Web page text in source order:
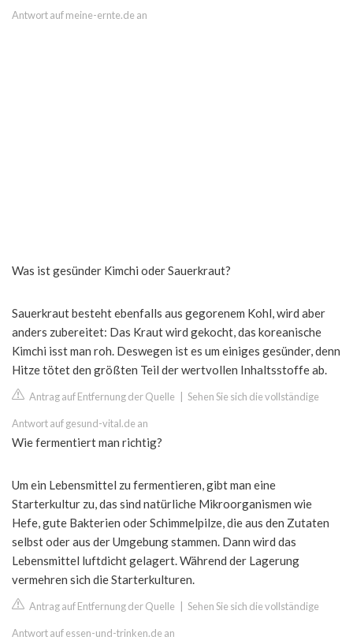
Antwort auf meine-ernte.de an
Was ist gesünder Kimchi oder Sauerkraut?
Sauerkraut besteht ebenfalls aus gegorenem Kohl, wird aber
anders zubereitet: Das Kraut wird gekocht, das koreanische
Kimchi isst man roh. Deswegen ist es um einiges gesünder, denn
Hitze tötet den größten Teil der wertvollen Inhaltsstoffe ab.
Antrag auf Entfernung der Quelle Sehen Sie sich die vollständige
Antwort auf gesund-vital.de an
Wie fermentiert man richtig?
Um ein Lebensmittel zu fermentieren, gibt man eine
Starterkultur zu, das sind natürliche Mikroorganismen wie
Hefe, gute Bakterien oder Schimmelpilze, die aus den Zutaten
selbst oder aus der Umgebung stammen. Dann wird das
Lebensmittel luftdicht gelagert. Während der Lagerung
vermehren sich die Starterkulturen.
Antrag auf Entfernung der Quelle Sehen Sie sich die vollständige
Antwort auf essen-und-trinken.de an